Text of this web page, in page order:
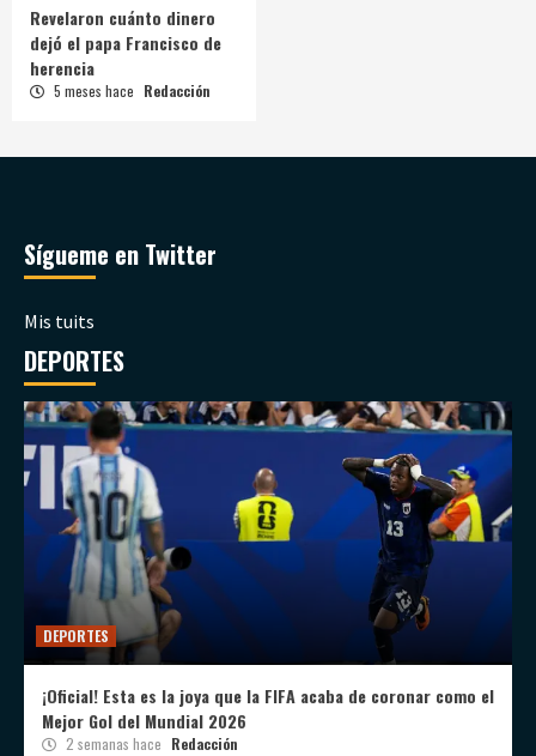
Revelaron cuánto dinero
dejó el papa Francisco de
herencia
5 meses hace Redacción
Sígueme en Twitter
Mis tuits
DEPORTES
DEPORTES
¡Oficial! Esta es la joya que la FIFA acaba de coronar como el
Mejor Gol del Mundial 2026
2 semanas hace Redacción